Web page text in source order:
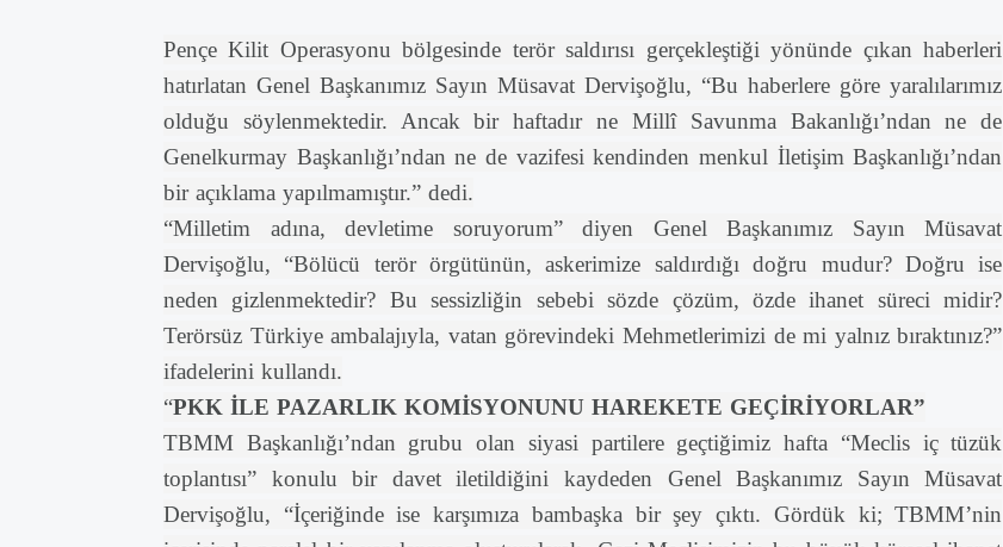
Pençe Kilit Operasyonu bölgesinde terör saldırısı gerçekleştiği yönünde çıkan haberleri
hatırlatan Genel Başkanımız Sayın Müsavat Dervişoğlu, “Bu haberlere göre yaralılarımız
olduğu söylenmektedir. Ancak bir haftadır ne Millî Savunma Bakanlığı’ndan ne de
Genelkurmay Başkanlığı’ndan ne de vazifesi kendinden menkul İletişim Başkanlığı’ndan
bir açıklama yapılmamıştır.” dedi.
“Milletim adına, devletime soruyorum” diyen Genel Başkanımız Sayın Müsavat
Dervişoğlu, “Bölücü terör örgütünün, askerimize saldırdığı doğru mudur? Doğru ise
neden gizlenmektedir? Bu sessizliğin sebebi sözde çözüm, özde ihanet süreci midir?
Terörsüz Türkiye ambalajıyla, vatan görevindeki Mehmetlerimizi de mi yalnız bıraktınız?”
ifadelerini kullandı.
“PKK İLE PAZARLIK KOMİSYONUNU HAREKETE GEÇİRİYORLAR”
TBMM Başkanlığı’ndan grubu olan siyasi partilere geçtiğimiz hafta “Meclis iç tüzük
toplantısı” konulu bir davet iletildiğini kaydeden Genel Başkanımız Sayın Müsavat
Dervişoğlu, “İçeriğinde ise karşımıza bambaşka bir şey çıktı. Gördük ki; TBMM’nin